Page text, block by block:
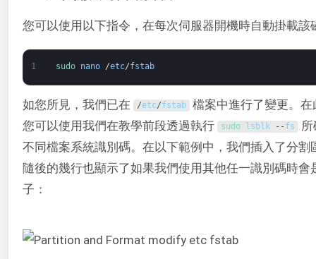
您可以使用以下指令，在每次伺服器開機時自動掛載該
1 sudo nano /etc/fstab
如您所見，我們已在 /etc/fstab 檔案中進行了變更。在
您可以使用我們在教學前段透過執行
sudo lsblk -- fs 所
不同檔案系統識別碼。在以下範例中，我們插入了分割
隨後的幾行也顯示了如果我們使用其他任一識別碼時會
子：